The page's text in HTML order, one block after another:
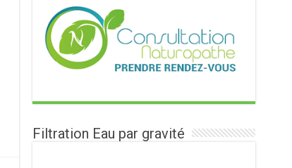
Filtration Eau par gravité